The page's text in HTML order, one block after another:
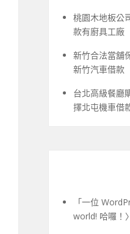
桃園木地板公
款有廚具工廠
新竹合法當舖
新竹汽車借款
台北高級餐廳
擇北屯機車借
「一位
world! 哈囉！